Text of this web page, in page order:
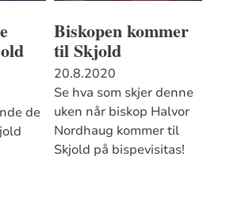
de
Biskopen kommer
til Skjold
20.8.2020
Se hva som skjer denne
uken når biskop Halvor
Nordhaug kommer til
Skjold på bispevisitas!